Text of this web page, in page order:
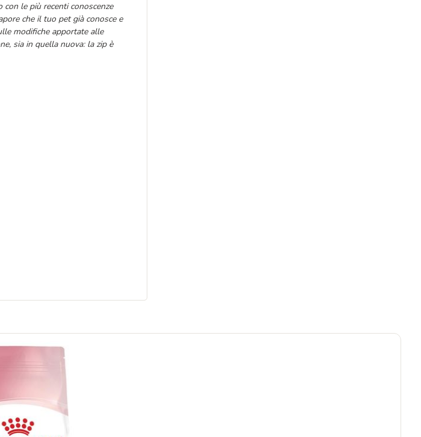
le più recenti conoscenze
che il tuo pet già conosce e
modifiche apportate alle
sia in quella nuova: la zip è